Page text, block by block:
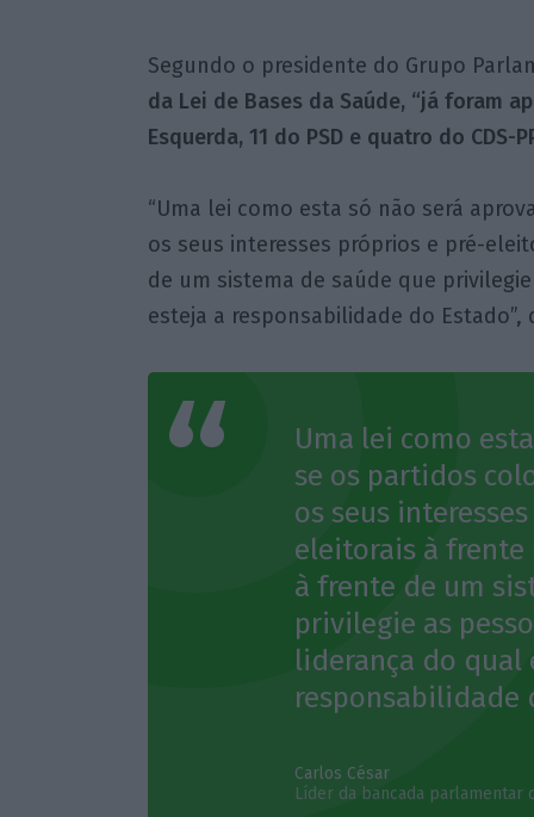
Segundo o presidente do Grupo
da Lei de Bases da Saúde, “já foram
Esquerda, 11 do PSD e quatro do CDS-
“Uma lei como esta só não será
os seus interesses próprios e pré-
de um sistema de saúde que
esteja a responsabilidade do Estado”,
Uma lei como
se os partidos
os seus
eleitorais à frente
à frente de um
privilegie as
liderança do qual
responsabilidade
Carlos César
Líder da bancada parlamentar